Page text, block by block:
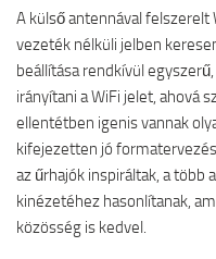
A külső antennával
vezeték nélküli jelben
beállítása rendkívül
irányítani a WiFi jelet, ahová
ellentétben igenis vannak
kifejezetten jó
az űrhajók inspiráltak, a több
kinézetéhez hasonlítanak,
közösség is kedvel.